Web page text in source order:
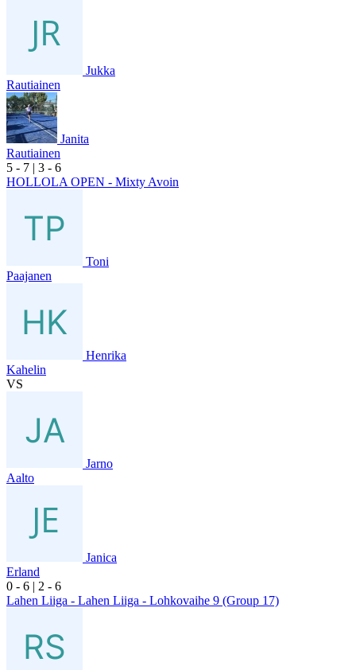
Jukka
Rautiainen
Janita
Rautiainen
5 - 7 | 3 - 6
HOLLOLA OPEN - Mixty Avoin
Toni
Paajanen
Henrika
Kahelin
VS
Jarno
Aalto
Janica
Erland
0 - 6 | 2 - 6
Lahen Liiga - Lahen Liiga - Lohkovaihe 9 (Group 17)